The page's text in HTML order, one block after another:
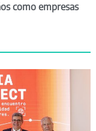
como empresas